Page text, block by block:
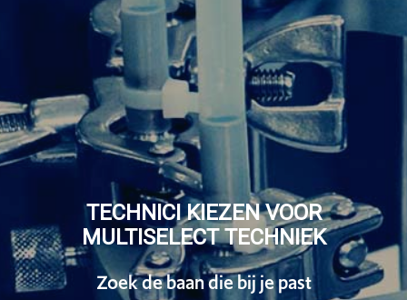
TECHNICI KIEZEN VOOR
MULTISELECT TECHNIEK
Zoek de baan die bij je past